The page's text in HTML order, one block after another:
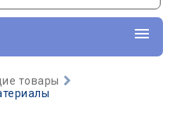
товары